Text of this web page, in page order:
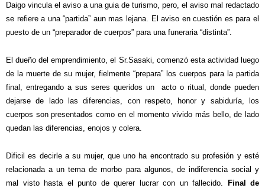
Daigo vincula el aviso a una guia de turismo, pero, el aviso mal redactado
se refiere a una “partida” aun mas lejana. El aviso en cuestión es para el
puesto de un “preparador de cuerpos” para una funeraria “distinta”.
El dueño del emprendimiento, el Sr.Sasaki, comenzó esta actividad luego
de la muerte de su mujer, fielmente “prepara” los cuerpos para la partida
final, entregando a sus seres queridos un
acto o ritual, donde pueden
dejarse de lado las diferencias, con respeto, honor y sabiduría, los
cuerpos son presentados como en el momento vivido más bello, de lado
quedan las diferencias, enojos y colera.
Dificil es decirle a su mujer, que uno ha encontrado su profesión y esté
relacionada a un tema de morbo para algunos, de indiferencia social y
mal visto hasta el punto de querer lucrar con un fallecido. Final de